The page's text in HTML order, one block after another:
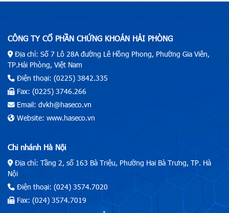
CÔNG TY CỔ PHẦN CHỨNG KHOÁN HẢI PHÒNG
Địa chỉ: Số 7 Lô 28A đường Lê Hồng Phong, Phường Gia Viên,
TP.Hải Phòng, Việt Nam
Điện thoại: (0225) 3842.335
Fax: (0225) 3746.266
Email: dvkh@haseco.vn
Website: www.haseco.vn
Chi nhánh Hà Nội
Địa chỉ: Tầng 2, số 163 Bà Triệu, Phường Hai Bà Trưng, TP. Hà
Nội
Điện thoại: (024) 3574.7020
Fax: (024) 3574.7019